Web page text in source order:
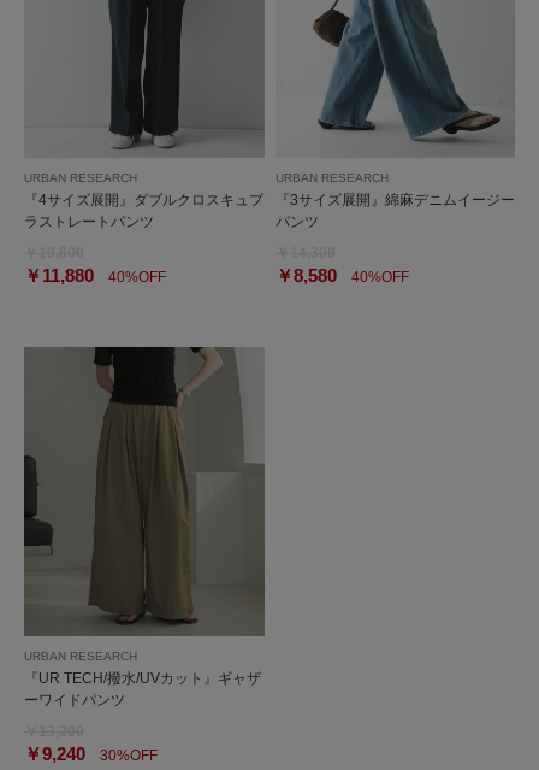
URBAN RESEARCH
『4サイズ展開』ダブルクロスキュプ
ラストレートパンツ
￥11,880 40%OFF
URBAN RESEARCH
『3サイズ展開』綿麻デニムイージー
パンツ
￥8,58040%OFF
URBAN RESEARCH
『UR TECH/撥水/UVカット』ギャザ
ーワイドパンツ
￥9,240 30%OFF